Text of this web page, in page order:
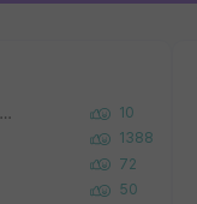
Korea University 수학, 컴퓨터과학 이학사, UC Berkeley 산업공학 대학원 공학박사가 되는 것은 쉽지 않겠죠? 10
1388
72
50